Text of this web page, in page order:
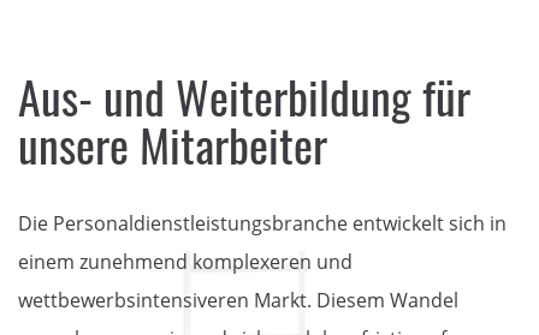
Aus- und Weiterbildung für
unsere Mitarbeiter
Die Personaldienstleistungsbranche entwickelt sich in
einem zunehmend komplexeren und
wettbewerbsintensiveren Markt. Diesem Wandel